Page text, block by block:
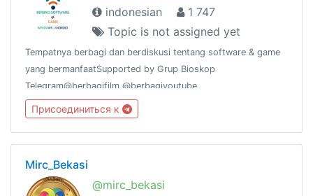
indonesian
1 747
Topic is not assigned yet
Tempatnya berbagi dan berdiskusi tentang software & game
yang bermanfaatSupported by Grup Bioskop
Telegram@berbagifilm @berbagiyoutube
Присоединиться к
Mirc_Bekasi
@mirc_bekasi